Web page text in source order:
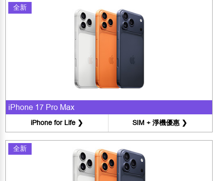
全新
iPhone 17 Pro Max
iPhone for Life ❯ SIM + 淨機優惠 ❯
全新